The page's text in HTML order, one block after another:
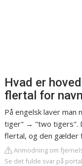
Hvad er
flertal for
På engelsk laver
tiger" → "two tigers".
flertal, og den gælder
Anmodning om
Se det fulde svar på